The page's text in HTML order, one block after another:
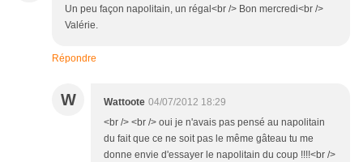
Un peu façon napolitain, un régal<br /> Bon mercredi<br />
Valérie.
Répondre
W Wattoote 04/07/2012 18:29
<br /> <br /> oui je n'avais pas pensé au napolitain
du fait que ce ne soit pas le même gâteau tu me
donne envie d'essayer le napolitain du coup !!!!<br />